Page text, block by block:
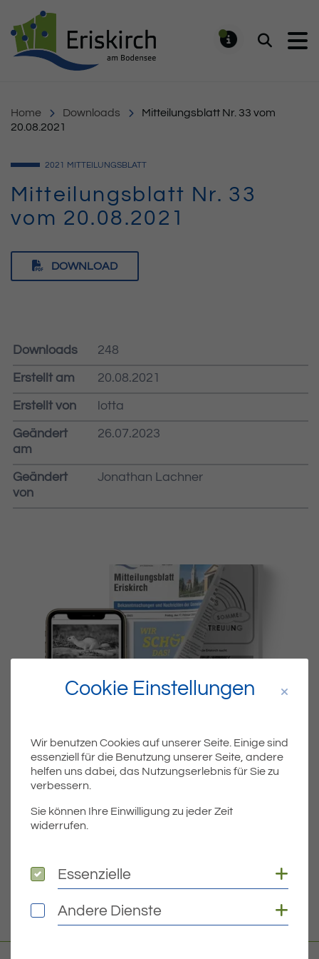
Suchen
Home Downloads
Mitteilungsblatt Nr. 33 vom
20.08.2021
2021 MITTEILUNGSBLATT
Mitteilungsblatt Nr. 33
vom 20.08.2021
DOWNLOAD
Downloads 248
Erstellt am 20.08.2021
Erstellt von lotta
Geändert
am
26.07.2023
Geändert
von
Jonathan Lachner
Dateiname MIBLA-33-2021.PDF
Dateigröße
DOWNLOAD
Cookie Einstellungen
Wir benutzen Cookies auf unserer Seite. Einige sind
essenziell für die Benutzung unserer Seite, andere
helfen uns dabei, das Nutzungserlebnis für Sie zu
verbessern.
Sie können Ihre Einwilligung zu jeder Zeit
widerrufen.
Essenzielle
Essenzielle
Andere Dienste
Andere Dienste